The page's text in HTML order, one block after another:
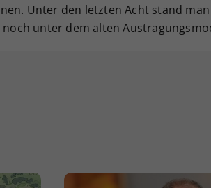
Unter den letzten Acht stand
noch unter dem alten